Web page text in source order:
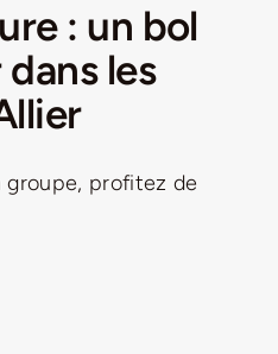
: un bol
les
groupe, profitez de